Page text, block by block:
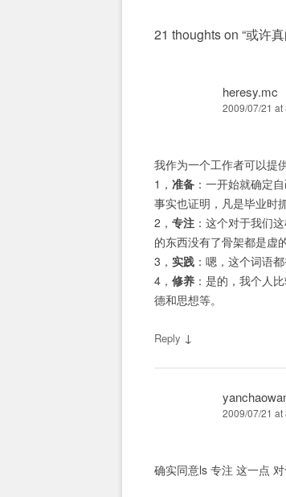
21 thoughts on “或许
heresy.mc
2009/07/21 at
我作为一个工作者可以提
1， 准备 ：一开始就确定
事实也证明，凡是毕业时
2， 专注 ：这个对于我们
的东西没有了骨架都是虚的
3， 实践 ：嗯，这个词语
4， 修养 ：是的，我个人
德和思想等。
Reply ↓
2009/07/21 at
确实同意ls 专注 这一点